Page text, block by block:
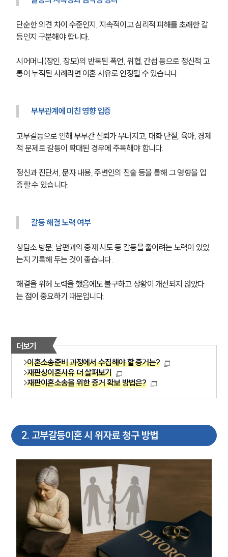
단순한 의견 차이 수준인지, 지속적이고 심리적 피해를 초래한 갈
등인지 구분해야 합니다.
시어머니(장인, 장모)의 반복된 폭언, 위협, 간섭 등으로 정신적 고
통이 누적된 사례라면 이혼 사유로 인정될 수 있습니다.
부부관계에 미친 영향 입증
고부갈등으로 인해 부부간 신뢰가 무너지고, 대화 단절, 육아, 경제
적 문제로 갈등이 확대된 경우에 주목해야 합니다.
정신과 진단서, 문자 내용, 주변인의 진술 등을 통해 그 영향을 입
증할 수 있습니다.
갈등 해결 노력 여부
상담소 방문, 남편과의 중재 시도 등 갈등을 줄이려는 노력이 있었
는지 기록해 두는 것이 좋습니다.
해결을 위헤 노력을 했음에도 불구하고 상황이 개선되지 않았다
는 점이 중요하기 때문입니다.
더보기
이혼소송준비 과정에서 수집해야 할 증거는?
재판상이혼사유 더 살펴보기
재판이혼소송을 위한 증거 확보 방법은?
2. 고부갈등이혼 시 위자료 청구 방법